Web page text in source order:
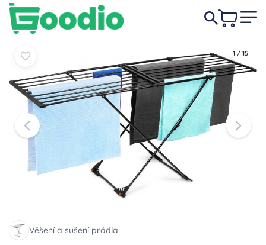
1 / 15
Věšení a sušení prádla
1 009 Kč Do košíku